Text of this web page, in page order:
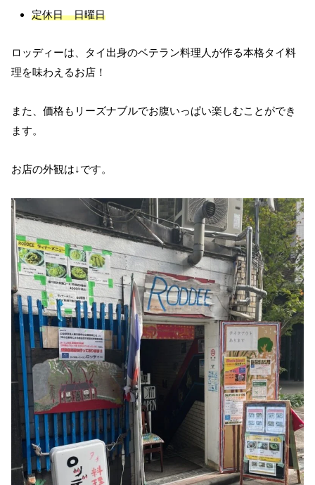
定休日 日曜日
ロッディーは、タイ出身のベテラン料理人が作る本格タイ料
理を味わえるお店！
また、価格もリーズナブルでお腹いっぱい楽しむことができ
ます。
お店の外観は↓です。